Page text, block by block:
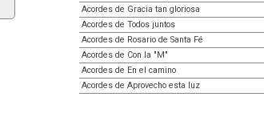
Acordes de Gracia tan gloriosa
Acordes de Todos juntos
Acordes de Rosario de Santa Fé
Acordes de Con la "M"
Acordes de En el camino
Acordes de Aprovecho esta luz